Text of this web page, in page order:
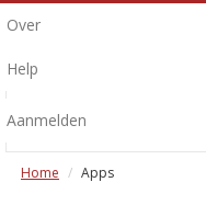
Over
Help
Aanmelden
Home Apps